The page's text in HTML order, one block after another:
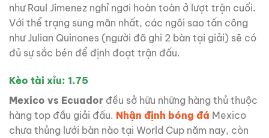
như Raul Jimenez nghỉ ngơi hoàn toàn ở lượt trận cuối.
Với thể trạng sung mãn nhất, các ngôi sao tấn công
như Julian Quinones (người đã ghi 2 bàn tại giải) sẽ có
đủ sự sắc bén để định đoạt trận đấu.
Kèo tài xỉu: 1.75
Mexico vs Ecuador đều sở hữu những hàng thủ thuộc
hàng top đầu giải đấu. Nhận định bóng đá Mexico
chưa thủng lưới bàn nào tại World Cup năm nay, còn